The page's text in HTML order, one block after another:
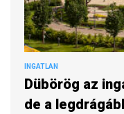
INGATLAN
Dübörög az
de a